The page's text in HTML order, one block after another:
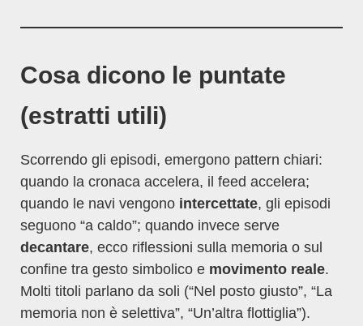
Cosa dicono le puntate
(estratti utili)
Scorrendo gli episodi, emergono pattern chiari:
quando la cronaca accelera, il feed accelera;
quando le navi vengono intercettate, gli episodi
seguono “a caldo”; quando invece serve
decantare, ecco riflessioni sulla memoria o sul
confine tra gesto simbolico e movimento reale.
Molti titoli parlano da soli (“Nel posto giusto”, “La
memoria non è selettiva”, “Un’altra flottiglia”).